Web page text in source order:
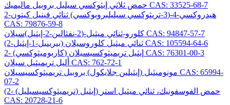
حمض ثلاثي إيثوكسي سيليل بروبيل ماليميك CAS: 33525-68-7
2-هيدروكسي-4-(3-تريثوكسي سيليلبروبوكسي) ثنائي فينيل كيتون
CAS: 79876-59-8
كلورو-ثنائي ميثيل-(2-نفثالين-2-إيثيل)سيلان CAS: 94847-57-7
(2-بيرينيل-1-إيثيل) ثنائي ميثيل كلوروسيلان CAS: 105594-64-6
2- (كاربوميثوكسي) إيثيل تريميثوكسيسيلان CAS: 76301-00-3
أليل تريميثيل سيلان CAS: 762-72-1
مونوميثيل (إيثيلين جلايكول) بروبيل تريميثوكسيسيلان CAS: 65994-
07-2
(2- (تريميثوكسيسيليل) إيثيل) حمض الفوسفونيك، ثنائي ميثيل استر
CAS: 20728-21-6